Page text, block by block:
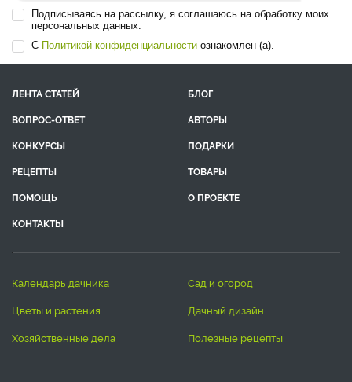
Подписываясь на рассылку, я соглашаюсь на обработку моих
персональных данных.
С Политикой конфиденциальности ознакомлен (а).
ЛЕНТА СТАТЕЙ
БЛОГ
ВОПРОС-ОТВЕТ
АВТОРЫ
КОНКУРСЫ
ПОДАРКИ
РЕЦЕПТЫ
ТОВАРЫ
ПОМОЩЬ
О ПРОЕКТЕ
КОНТАКТЫ
календарь дачника
сад и огород
цветы и растения
дачный дизайн
хозяйственные дела
полезные рецепты